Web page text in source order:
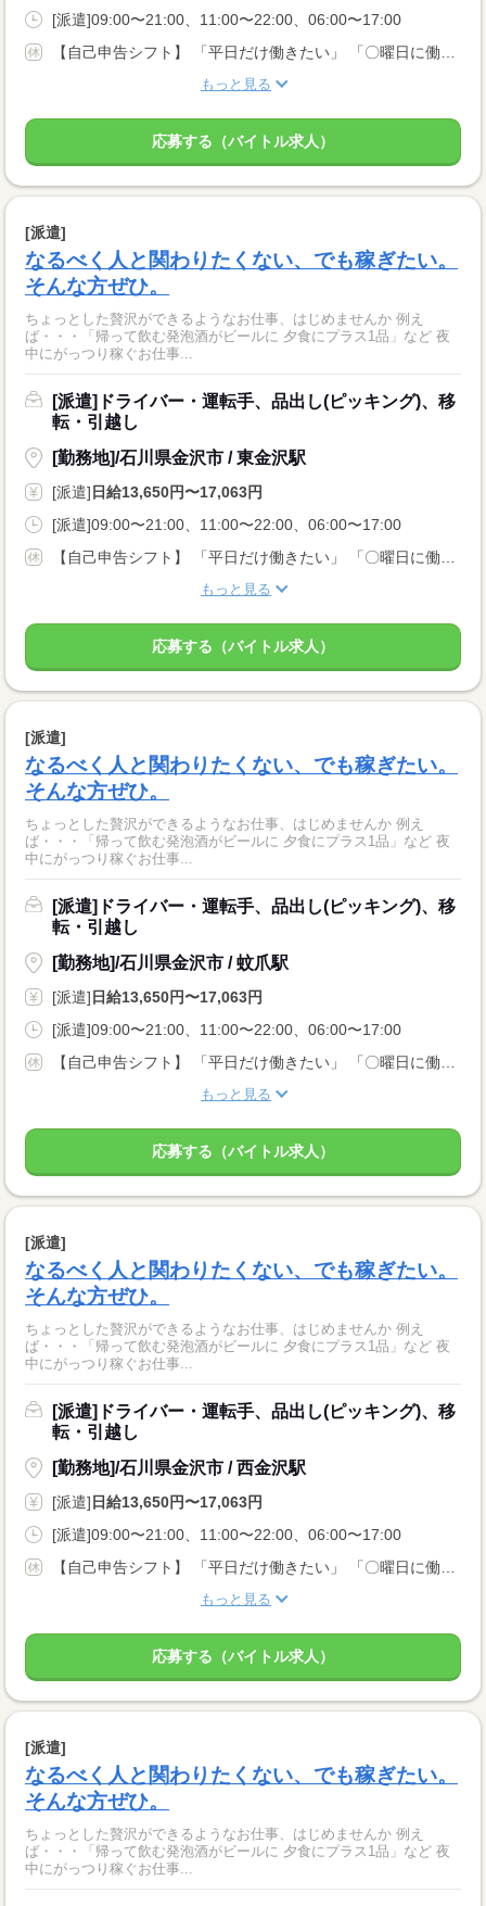
[派遣]09:00〜21:00、11:00〜22:00、06:00〜17:00
【自己申告シフト】 「平日だけ働きたい」 「〇曜日に働きたい」 など、働き方は自分で選べます。 曜日・時間についてのご希望も 面談の際に教えてくださいね。 ※こちらは中型以上のお仕事の例です
もっと見る
応募する（バイトル求人）
[派遣]
なるべく人と関わりたくない、でも稼ぎたい。
そんな方ぜひ。
ちょっとした贅沢ができるようなお仕事、はじめませんか 例え
ば・・・「帰って飲む発泡酒がビールに 夕食にプラス1品」など 夜
中にがっつり稼ぐお仕事...
[派遣]ドライバー・運転手、品出し(ピッキング)、移
転・引越し
[勤務地]/石川県金沢市 / 東金沢駅
[派遣] 日給13,650円〜17,063円
[派遣]09:00〜21:00、11:00〜22:00、06:00〜17:00
【自己申告シフト】 「平日だけ働きたい」 「〇曜日に働きたい」 など、働き方は自分で選べます。 曜日・時間についてのご希望も 面談の際に教えてくださいね。 ※こちらは中型以上のお仕事の例です
もっと見る
応募する（バイトル求人）
[派遣]
なるべく人と関わりたくない、でも稼ぎたい。
そんな方ぜひ。
ちょっとした贅沢ができるようなお仕事、はじめませんか 例え
ば・・・「帰って飲む発泡酒がビールに 夕食にプラス1品」など 夜
中にがっつり稼ぐお仕事...
[派遣]ドライバー・運転手、品出し(ピッキング)、移
転・引越し
[勤務地]/石川県金沢市 / 蚊爪駅
[派遣] 日給13,650円〜17,063円
[派遣]09:00〜21:00、11:00〜22:00、06:00〜17:00
【自己申告シフト】 「平日だけ働きたい」 「〇曜日に働きたい」 など、働き方は自分で選べます。 曜日・時間についてのご希望も 面談の際に教えてくださいね。 ※こちらは中型以上のお仕事の例です
もっと見る
応募する（バイトル求人）
[派遣]
なるべく人と関わりたくない、でも稼ぎたい。
そんな方ぜひ。
ちょっとした贅沢ができるようなお仕事、はじめませんか 例え
ば・・・「帰って飲む発泡酒がビールに 夕食にプラス1品」など 夜
中にがっつり稼ぐお仕事...
[派遣]ドライバー・運転手、品出し(ピッキング)、移
転・引越し
[勤務地]/石川県金沢市 / 西金沢駅
[派遣] 日給13,650円〜17,063円
[派遣]09:00〜21:00、11:00〜22:00、06:00〜17:00
【自己申告シフト】 「平日だけ働きたい」 「〇曜日に働きたい」 など、働き方は自分で選べます。 曜日・時間についてのご希望も 面談の際に教えてくださいね。 ※こちらは中型以上のお仕事の例です
もっと見る
応募する（バイトル求人）
[派遣]
なるべく人と関わりたくない、でも稼ぎたい。
そんな方ぜひ。
ちょっとした贅沢ができるようなお仕事、はじめませんか 例え
ば・・・「帰って飲む発泡酒がビールに 夕食にプラス1品」など 夜
中にがっつり稼ぐお仕事...